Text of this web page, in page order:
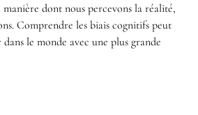
dont nous percevons la réalité,
Comprendre les biais cognitifs peut
le monde avec une plus grande